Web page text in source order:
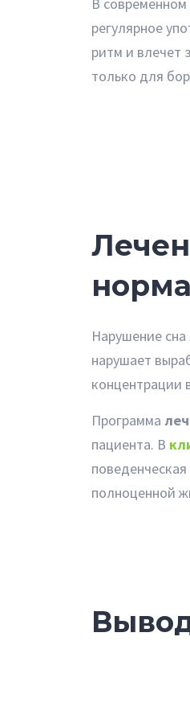
регулярное
ритм и влечет
только для
Нарушение
нарушает
концентрации
Программа
пациента. В
полноценной